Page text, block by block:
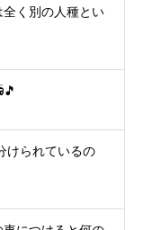
全く別の人種とい
けられているの